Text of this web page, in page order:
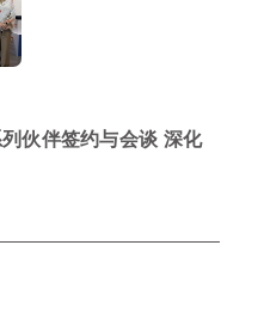
伙伴签约与会谈 深化